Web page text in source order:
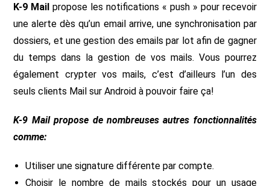
K-9 Mailpropose les notifications « push » pour recevoir
une alerte dès qu’un email arrive, une synchronisation par
dossiers, et une gestion des emails par lot afin de gagner
du temps dans la gestion de vos mails. Vous pourrez
également crypter vos mails, c’est d’ailleurs l’un des
seuls clients Mail sur Android à pouvoir faire ça!
K-9 Mail propose de nombreuses autres fonctionnalités
comme:
Utiliser une signature différente par compte.
Choisir le nombre de mails stockés pour un usage